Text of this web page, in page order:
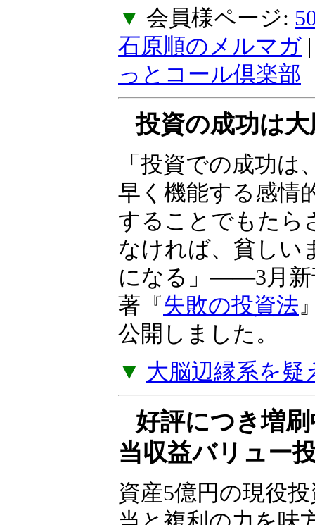
ご不便をおかけし
ん。
▼ 会員様ページ:
石原順のメルマガ
っとコール倶楽部
投資の成功は
る
「投資での成功は
常に素早く機能す
制御することでも
できなければ、貧
ことになる」――3
ルツ著『失敗の投
ジを公開しました
▼ 大脳辺縁系を疑
好評につき増刷